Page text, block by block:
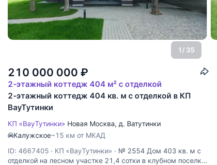
1/ 35
210 000 000 ₽
2-этажный коттедж 404 м² с отделкой
2-этажный коттедж 404 кв. м с отделкой в КП
ВауТутинки
КП «ВауТутинки» Новая Москва, д. Ватутинки
Калужское~15 км от МКАД
ID: 4667405 · КП «ВауТутинки» · № 2554 Дом 403 кв. м c
отделкой на лесном участке 21,4 сотки в клубном поселке